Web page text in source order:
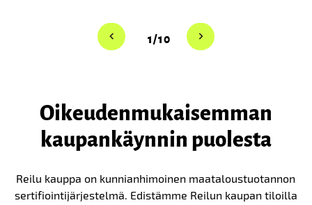
1/10
Oikeuden­mukaisemman
kaupan­käynnin puolesta
Reilu kauppa on kunnianhimoinen maataloustuotannon
sertifiointijärjestelmä. Edistämme Reilun kaupan tiloilla